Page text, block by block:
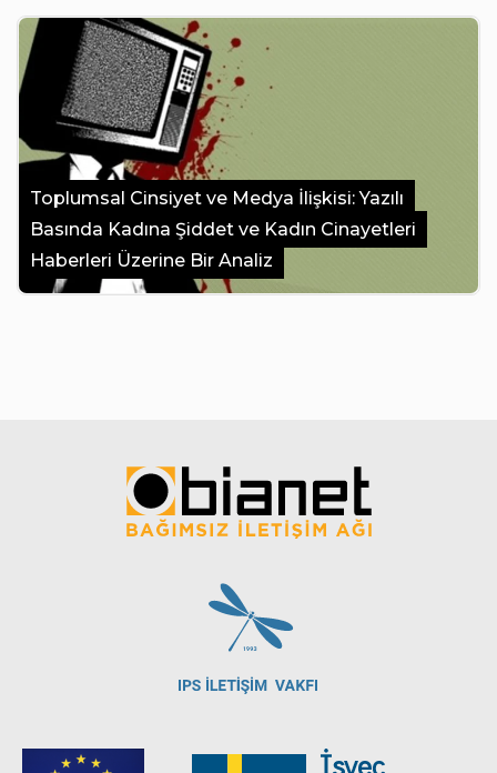
Toplumsal Cinsiyet ve Medya İlişkisi: Yazılı
Basında Kadına Şiddet ve Kadın Cinayetleri
Haberleri Üzerine Bir Analiz